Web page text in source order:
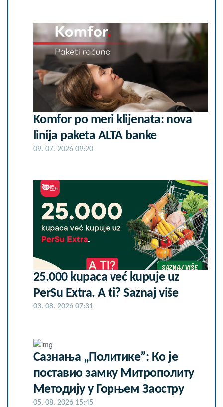
Komfor po meri klijenata: nova
linija paketa ALTA banke
09. 07. 2026 09:20
25.000 kupaca već kupuje uz
PerSu Extra. A ti? Saznaj više
03. 08. 2026 07:31
Сазнања „Политике”: Ко је
поставио замку Митрополиту
Методију у Горњем Заостру
05. 08. 2026 15:45